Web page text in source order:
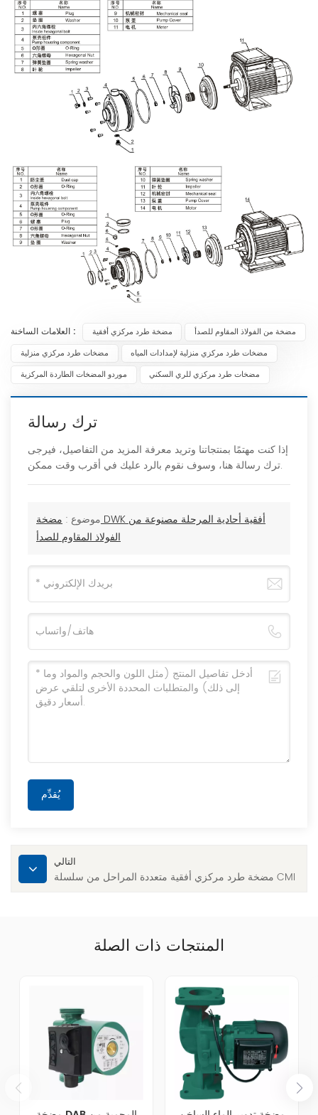
العلامات الساخنة : مضخة طرد مركزي أفقية
مضخة من الفولاذ المقاوم للصدأ
مضخات طرد مركزي منزلية
مضخات طرد مركزي منزلية لإمدادات المياه
موردو المضخات الطاردة المركزية
مضخات طرد مركزي للري السكني
ترك رسالة
إذا كنت مهتمًا بمنتجاتنا وتريد معرفة المزيد من التفاصيل، فيرجى
ترك رسالة هنا، وسوف نقوم بالرد عليك في أقرب وقت ممكن.
موضوع : مضخة DWK أفقية أحادية المرحلة مصنوعة من
الفولاذ المقاوم للصدأ
يُقدِّم
التالي
مضخة طرد مركزي أفقية متعددة المراحل من سلسلة CMI
المنتجات ذات الصلة